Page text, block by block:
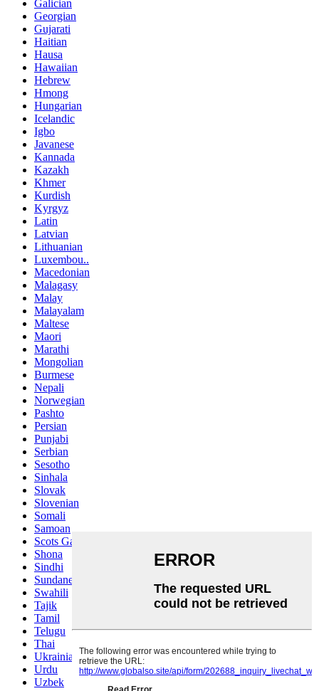
Galician
Georgian
Gujarati
Haitian
Hausa
Hawaiian
Hebrew
Hmong
Hungarian
Icelandic
Igbo
Javanese
Kannada
Kazakh
Khmer
Kurdish
Kyrgyz
Latin
Latvian
Lithuanian
Luxembou..
Macedonian
Malagasy
Malay
Malayalam
Maltese
Maori
Marathi
Mongolian
Burmese
Nepali
Norwegian
Pashto
Persian
Punjabi
Serbian
Sesotho
Sinhala
Slovak
Slovenian
Somali
Samoan
Scots Gaelic
Shona
Sindhi
Sundanese
Swahili
Tajik
Tamil
Telugu
Thai
Ukrainian
Urdu
Uzbek